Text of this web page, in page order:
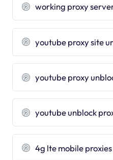
working proxy
youtube proxy site
youtube proxy
youtube unblock
4g lte mobile proxies